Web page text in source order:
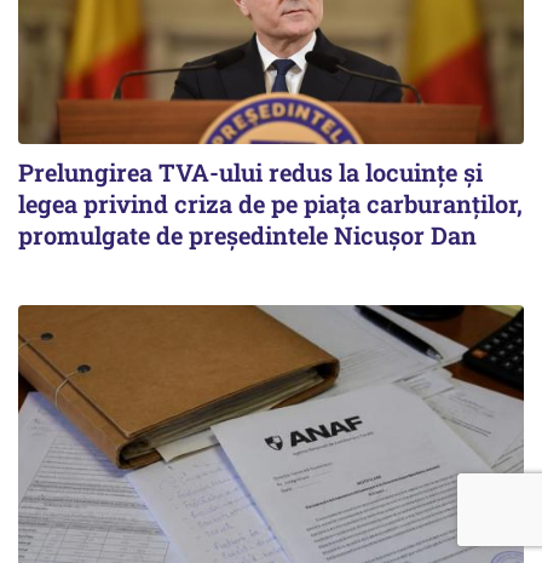
Prelungirea TVA-ului redus la locuinţe și
legea privind criza de pe piaţa carburanţilor,
promulgate de președintele Nicușor Dan